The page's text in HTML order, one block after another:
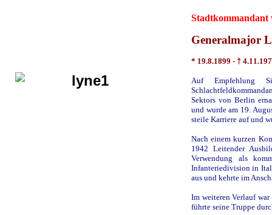
Stadtkommandant
Generalmajor
* 19.8.1899 - †
Auf Empfehlung
Sektors von Berlin
und wurde am 19.
steile Karriere auf und
Nach einem kurzen
1942 Leitender
Verwendung als
Infanteriedivision in
aus und kehrte im
Im weiteren Verlauf
führte seine Truppe